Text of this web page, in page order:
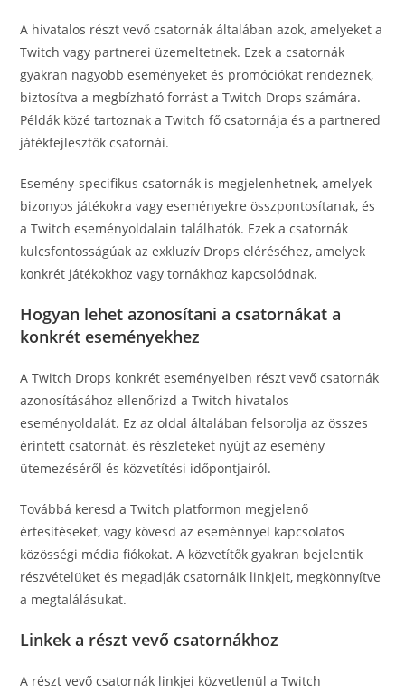
A hivatalos részt vevő csatornák általában azok, amelyeket a
Twitch vagy partnerei üzemeltetnek. Ezek a csatornák
gyakran nagyobb eseményeket és promóciókat rendeznek,
biztosítva a megbízható forrást a Twitch Drops számára.
Példák közé tartoznak a Twitch fő csatornája és a partnered
játékfejlesztők csatornái.
Esemény-specifikus csatornák is megjelenhetnek, amelyek
bizonyos játékokra vagy eseményekre összpontosítanak, és
a Twitch eseményoldalain találhatók. Ezek a csatornák
kulcsfontosságúak az exkluzív Drops eléréséhez, amelyek
konkrét játékokhoz vagy tornákhoz kapcsolódnak.
Hogyan lehet azonosítani a csatornákat a
konkrét eseményekhez
A Twitch Drops konkrét eseményeiben részt vevő csatornák
azonosításához ellenőrizd a Twitch hivatalos
eseményoldalát. Ez az oldal általában felsorolja az összes
érintett csatornát, és részleteket nyújt az esemény
ütemezéséről és közvetítési időpontjairól.
Továbbá keresd a Twitch platformon megjelenő
értesítéseket, vagy kövesd az eseménnyel kapcsolatos
közösségi média fiókokat. A közvetítők gyakran bejelentik
részvételüket és megadják csatornáik linkjeit, megkönnyítve
a megtalálásukat.
Linkek a részt vevő csatornákhoz
A részt vevő csatornák linkjei közvetlenül a Twitch